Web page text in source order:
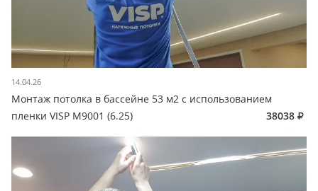
14.04.26
Монтаж потолка в бассейне 53 м2 с использованием
пленки VISP M9001 (6.25)
38038